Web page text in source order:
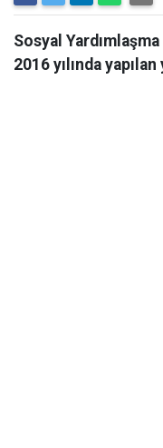
Sosyal Yardımlaşma
2016 yılında yapılan